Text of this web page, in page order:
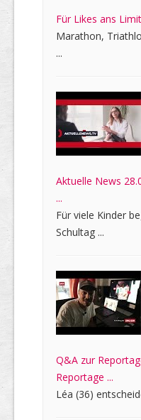
Für Likes ans
Marathon,
...
Aktuelle News
...
Für viele Kinder
Schultag ...
Q&A zur
Reportage ...
Léa (36)